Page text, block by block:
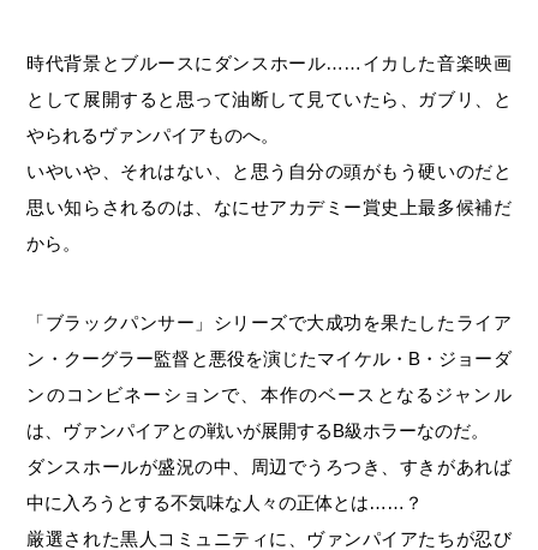
時代背景とブルースにダンスホール……イカした音楽映画
として展開すると思って油断して見ていたら、ガブリ、と
やられるヴァンパイアものへ。
いやいや、それはない、と思う自分の頭がもう硬いのだと
思い知らされるのは、なにせアカデミー賞史上最多候補だ
から。
「ブラックパンサー」シリーズで大成功を果たしたライア
ン・クーグラー監督と悪役を演じたマイケル・B・ジョーダ
ンのコンビネーションで、本作のベースとなるジャンル
は、ヴァンパイアとの戦いが展開するB級ホラーなのだ。
ダンスホールが盛況の中、周辺でうろつき、すきがあれば
中に入ろうとする不気味な人々の正体とは……？
厳選された黒人コミュニティに、ヴァンパイアたちが忍び